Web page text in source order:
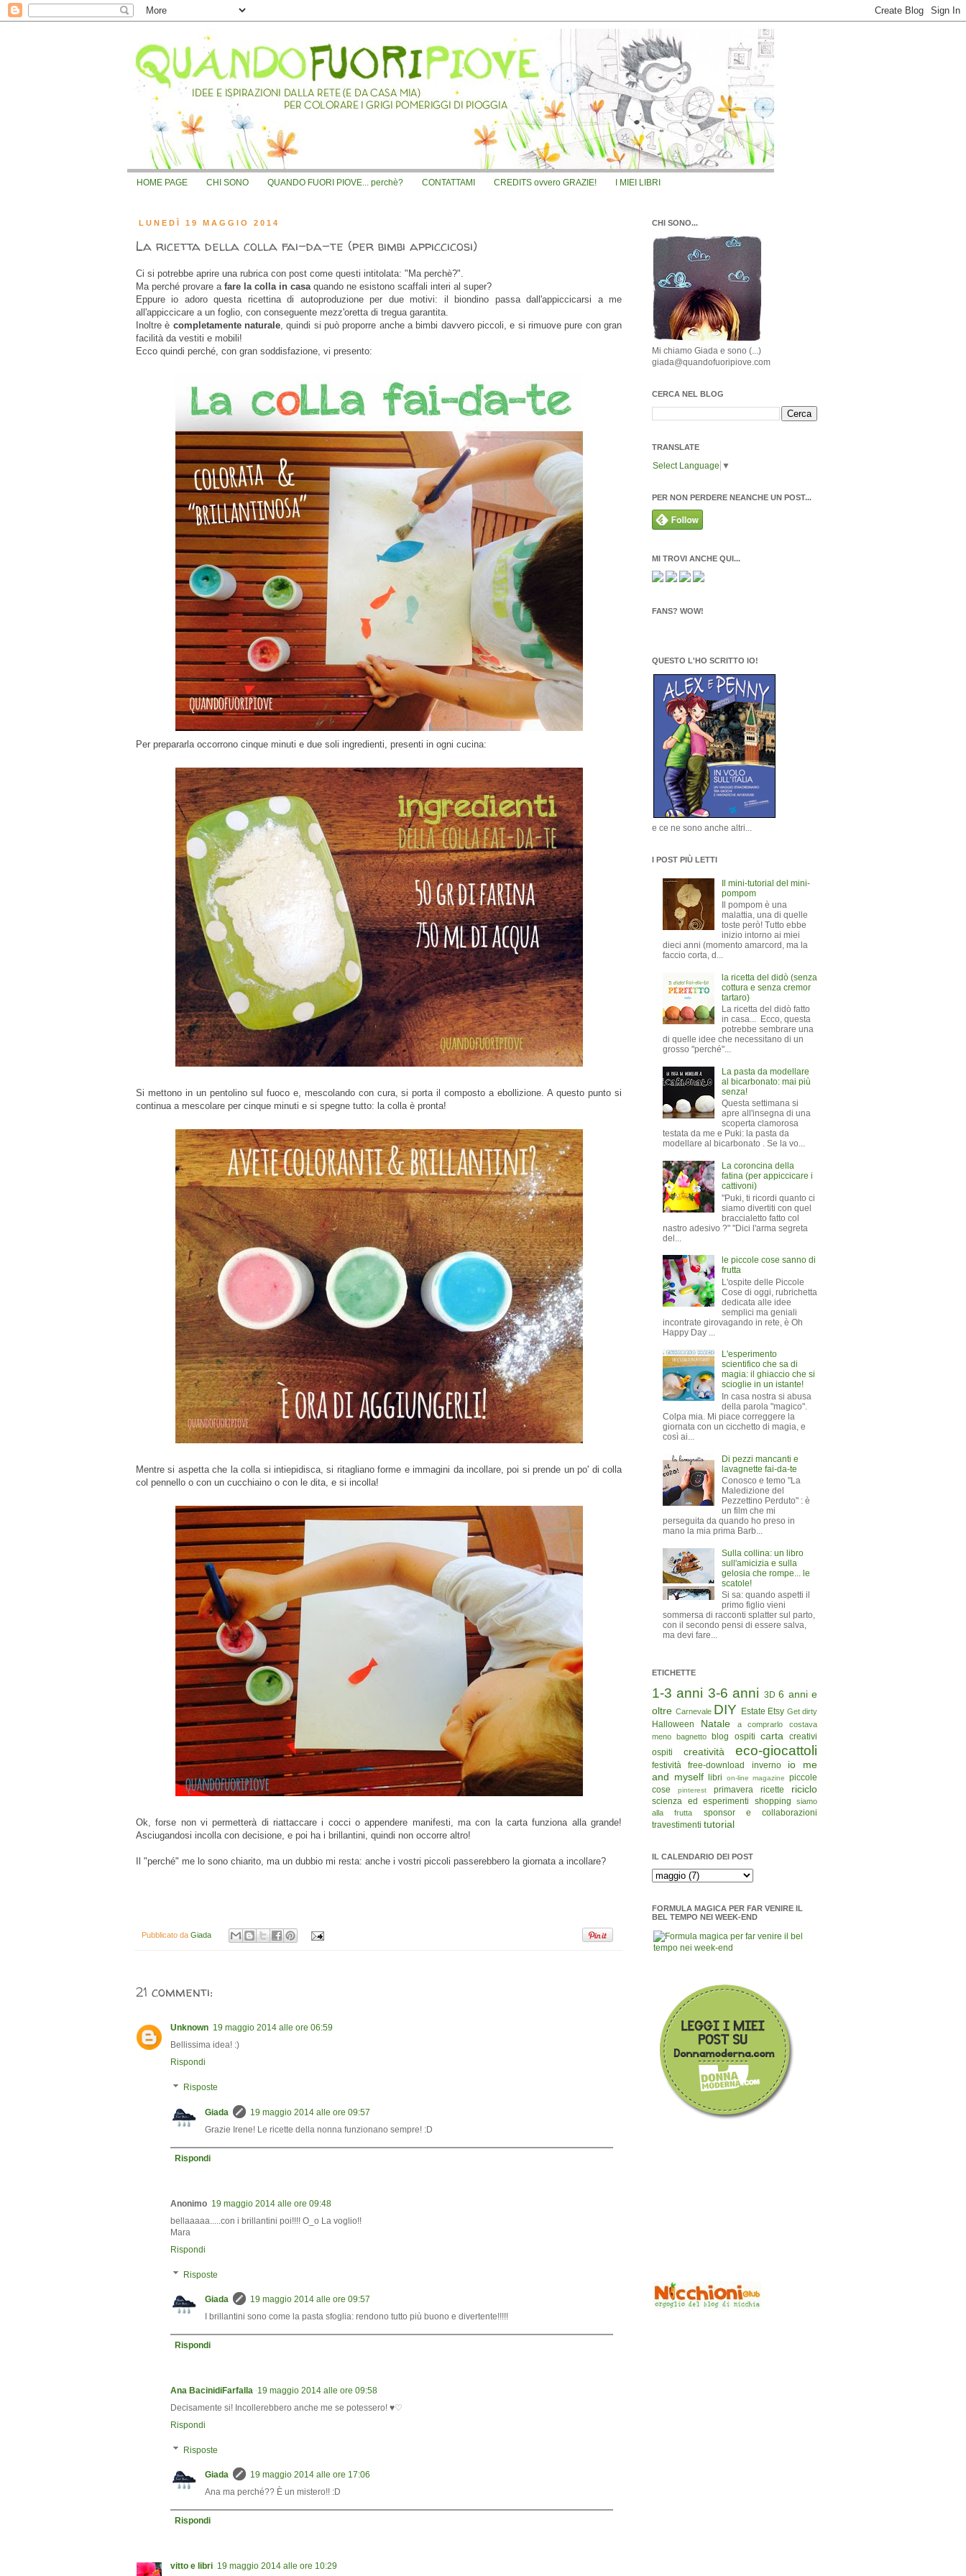
HOME PAGE CHI SONO QUANDO FUORI PIOVE... perchè? CONTATTAMI CREDITS ovvero GRAZIE! I MIEI LIBRI
LUNEDÌ 19 MAGGIO 2014
La ricetta della colla fai-da-te (per bimbi appiccicosi)
Ci si potrebbe aprire una rubrica con post come questi intitolata: "Ma perchè?".
Ma perché provare a fare la colla in casaquando ne esistono scaffali interi al super?
Eppure io adoro questa ricettina di autoproduzione per due motivi: il biondino passa dall'appiccicarsi a me
all'appiccicare a un foglio, con conseguente mezz'oretta di tregua garantita.
Inoltre è completamente naturale, quindi si può proporre anche a bimbi davvero piccoli, e si rimuove pure con gran
facilità da vestiti e mobili!
Ecco quindi perché, con gran soddisfazione, vi presento:
Per prepararla occorrono cinque minuti e due soli ingredienti, presenti in ogni cucina:
Si mettono in un pentolino sul fuoco e, mescolando con cura, si porta il composto a ebollizione. A questo punto si
continua a mescolare per cinque minuti e si spegne tutto: la colla è pronta!
Mentre si aspetta che la colla si intiepidisca, si ritagliano forme e immagini da incollare, poi si prende un po' di colla
col pennello o con un cucchiaino o con le dita, e si incolla!
Ok, forse non vi permetterà di riattaccare i cocci o appendere manifesti, ma con la carta funziona alla grande!
Asciugandosi incolla con decisione, e poi ha i brillantini, quindi non occorre altro!
Il "perché" me lo sono chiarito, ma un dubbio mi resta: anche i vostri piccoli passerebbero la giornata a incollare?
Pubblicato da Giada
21 commenti:
Unknown 19 maggio 2014 alle ore 06:59
Bellissima idea! :)
Rispondi
Risposte
Giada
19 maggio 2014 alle ore 09:57
Grazie Irene! Le ricette della nonna funzionano sempre! :D
Rispondi
Anonimo 19 maggio 2014 alle ore 09:48
bellaaaaa.....con i brillantini poi!!!! O_o La voglio!!
Mara
Rispondi
Risposte
Giada
19 maggio 2014 alle ore 09:57
I brillantini sono come la pasta sfoglia: rendono tutto più buono e divertente!!!!!
Rispondi
Ana BacinidiFarfalla 19 maggio 2014 alle ore 09:58
Decisamente si! Incollerebbero anche me se potessero! ♥♡
Rispondi
Risposte
Giada
19 maggio 2014 alle ore 17:06
Ana ma perché?? È un mistero!! :D
Rispondi
vitto e libri 19 maggio 2014 alle ore 10:29
CHI SONO...
Mi chiamo Giada e sono (...)
giada@quandofuoripiove.com
CERCA NEL BLOG
TRANSLATE
Select Language ▼
PER NON PERDERE NEANCHE UN POST...
MI TROVI ANCHE QUI...
FANS? WOW!
QUESTO L'HO SCRITTO IO!
e ce ne sono anche altri...
I POST PIÙ LETTI
Il mini-tutorial del mini-
pompom
Il pompom è una
malattia, una di quelle
toste però! Tutto ebbe
inizio intorno ai miei
dieci anni (momento amarcord, ma la
faccio corta, d...
la ricetta del didò (senza
cottura e senza cremor
tartaro)
La ricetta del didò fatto
in casa... Ecco, questa
potrebbe sembrare una
di quelle idee che necessitano di un
grosso "perché"...
La pasta da modellare
al bicarbonato: mai più
senza!
Questa settimana si
apre all'insegna di una
scoperta clamorosa
testata da me e Puki: la pasta da
modellare al bicarbonato . Se la vo...
La coroncina della
fatina (per appiccicare i
cattivoni)
"Puki, ti ricordi quanto ci
siamo divertiti con quel
braccialetto fatto col
nastro adesivo ?" "Dici l'arma segreta
del...
le piccole cose sanno di
frutta
L'ospite delle Piccole
Cose di oggi, rubrichetta
dedicata alle idee
semplici ma geniali
incontrate girovagando in rete, è Oh
Happy Day ...
L'esperimento
scientifico che sa di
magia: il ghiaccio che si
scioglie in un istante!
In casa nostra si abusa
della parola "magico".
Colpa mia. Mi piace correggere la
giornata con un cicchetto di magia, e
così ai...
Di pezzi mancanti e
lavagnette fai-da-te
Conosco e temo "La
Maledizione del
Pezzettino Perduto" : è
un film che mi
perseguita da quando ho preso in
mano la mia prima Barb...
Sulla collina: un libro
sull'amicizia e sulla
gelosia che rompe... le
scatole!
Si sa: quando aspetti il
primo figlio vieni
sommersa di racconti splatter sul parto,
con il secondo pensi di essere salva,
ma devi fare...
ETICHETTE
1-3 anni 3-6 anni 3D 6 anni e
oltre Carnevale DIY Estate Etsy Get dirty
Halloween Natale
a comprarlo costava
meno
bagnetto blog ospiti carta
creativi
ospiti
creatività eco-giocattoli
festività free-download inverno
io me
and myself libri on-line magazine
piccole
cose
pinterest primavera ricette riciclo
scienza ed esperimenti shopping
siamo
alla frutta
sponsor e collaborazioni
travestimenti tutorial
IL CALENDARIO DEI POST
FORMULA MAGICA PER FAR VENIRE IL
BEL TEMPO NEI WEEK-END